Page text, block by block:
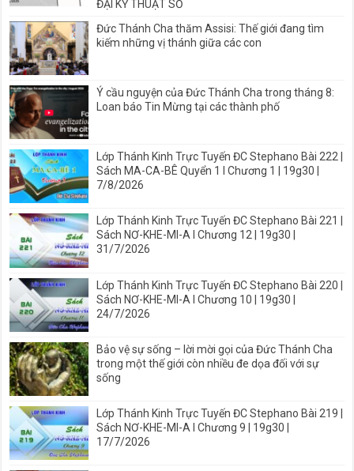
ĐẠI KỸ THUẬT SỐ
Đức Thánh Cha thăm Assisi: Thế giới đang tìm
kiếm những vị thánh giữa các con
Ý cầu nguyện của Đức Thánh Cha trong tháng 8:
Loan báo Tin Mừng tại các thành phố
Lớp Thánh Kinh Trực Tuyến ĐC Stephano Bài 222 |
Sách MA-CA-BÊ Quyển 1 I Chương 1 | 19g30 |
7/8/2026
Lớp Thánh Kinh Trực Tuyến ĐC Stephano Bài 221 |
Sách NƠ-KHE-MI-A I Chương 12 | 19g30 |
31/7/2026
Lớp Thánh Kinh Trực Tuyến ĐC Stephano Bài 220 |
Sách NƠ-KHE-MI-A I Chương 10 | 19g30 |
24/7/2026
Bảo vệ sự sống – lời mời gọi của Đức Thánh Cha
trong một thế giới còn nhiều đe dọa đối với sự
sống
Lớp Thánh Kinh Trực Tuyến ĐC Stephano Bài 219 |
Sách NƠ-KHE-MI-A I Chương 9 | 19g30 |
17/7/2026